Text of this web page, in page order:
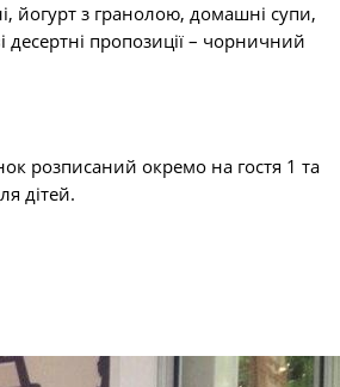
йогурт з гранолою, домашні супи,
десертні пропозиції – чорничний
розписаний окремо на гостя 1 та
дітей.